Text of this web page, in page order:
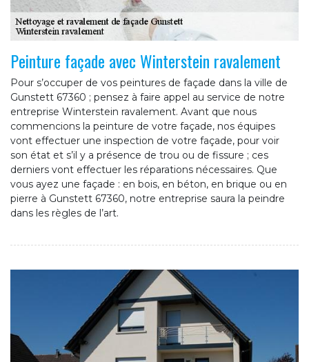
Peinture façade avec Winterstein ravalement
Pour s’occuper de vos peintures de façade dans la ville de
Gunstett 67360 ; pensez à faire appel au service de notre
entreprise Winterstein ravalement. Avant que nous
commencions la peinture de votre façade, nos équipes
vont effectuer une inspection de votre façade, pour voir
son état et s’il y a présence de trou ou de fissure ; ces
derniers vont effectuer les réparations nécessaires. Que
vous ayez une façade : en bois, en béton, en brique ou en
pierre à Gunstett 67360, notre entreprise saura la peindre
dans les règles de l’art.